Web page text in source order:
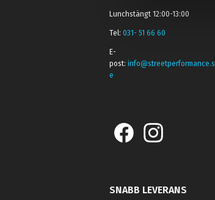
l
Lunchstängt 12:00-13:00
Tel:031- 51 66 60
E-
post:info@streetperformance.s
e
SNABB LEVERANS